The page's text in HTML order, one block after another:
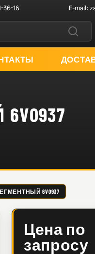
36-16 E-mail:
6V0937
Цена по
запросу